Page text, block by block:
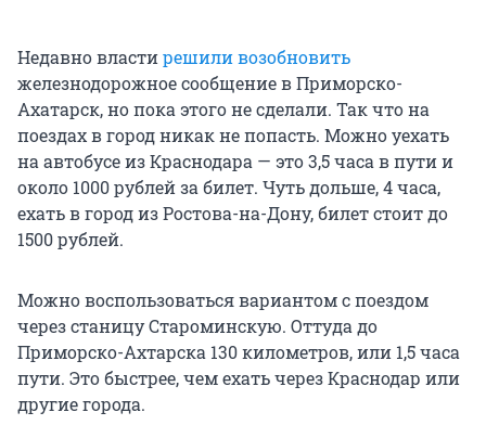
Недавно властирешили возобновить
железнодорожное сообщение в Приморско-
Ахатарск, но пока этого не сделали. Так что на
поездах в город никак не попасть. Можно уехать
на автобусе из Краснодара — это 3,5 часа в пути и
около 1000 рублей за билет. Чуть дольше, 4 часа,
ехать в город из Ростова-на-Дону, билет стоит до
1500 рублей.
Можно воспользоваться вариантом с поездом
через станицу Староминскую. Оттуда до
Приморско-Ахтарска 130 километров, или 1,5 часа
пути. Это быстрее, чем ехать через Краснодар или
другие города.